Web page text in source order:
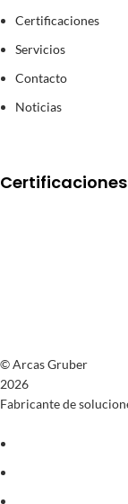
Certificaciones
Servicios
Contacto
Noticias
Certificaciones
© Arcas Gruber
2026
Fabricante de